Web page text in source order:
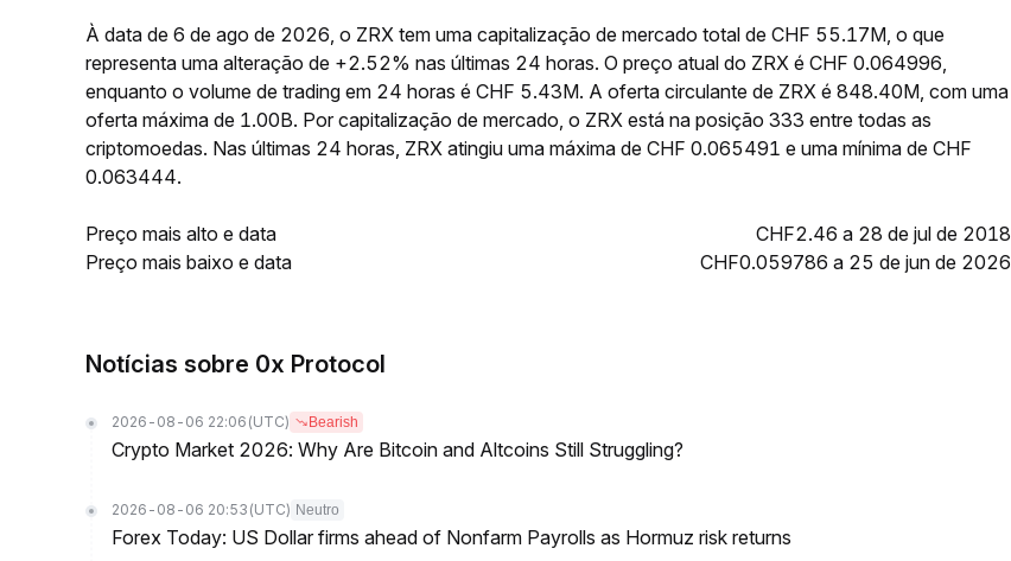
À data de 6 de ago de 2026, o ZRX tem uma capitalização de mercado total de CHF 55.17M, o que
representa uma alteração de +2.52% nas últimas 24 horas. O preço atual do ZRX é CHF 0.064996,
enquanto o volume de trading em 24 horas é CHF 5.43M. A oferta circulante de ZRX é 848.40M, com uma
oferta máxima de 1.00B. Por capitalização de mercado, o ZRX está na posição 333 entre todas as
criptomoedas. Nas últimas 24 horas, ZRX atingiu uma máxima de CHF 0.065491 e uma mínima de CHF
0.063444.
Preço mais alto e data
CHF2.46 a 28 de jul de 2018
Preço mais baixo e data
CHF0.059786 a 25 de jun de 2026
Notícias sobre 0x Protocol
2026-08-06 22:06 (UTC) Bearish
Crypto Market 2026: Why Are Bitcoin and Altcoins Still Struggling?
2026-08-06 20:53 (UTC) Neutro
Forex Today: US Dollar firms ahead of Nonfarm Payrolls as Hormuz risk returns